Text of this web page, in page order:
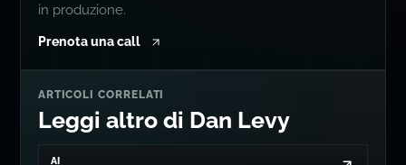
in produzione.
Prenota una call
ARTICOLI CORRELATI
Leggi altro di Dan Levy
AI